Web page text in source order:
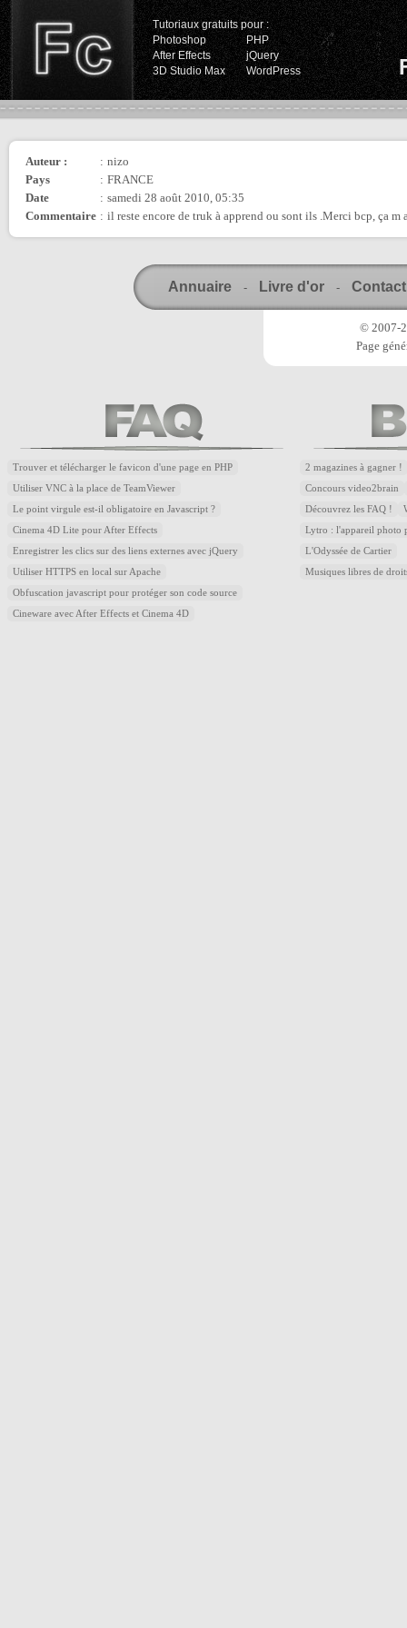
Tutoriaux gratuits pour :
Photoshop
PHP
After Effects
jQuery
3D Studio Max
WordPress
Auteur : : nizo
Pays
: FRANCE
Date
: samedi 28 août 2010, 05:35
Commentaire : il reste encore de truk à apprend ou sont ils .Merci bcp, ça m
Annuaire - Livre d'or - Contact
© 2007-
Page
Trouver et télécharger le favicon d'une page en PHP
Utiliser VNC à la place de TeamViewer
Le point virgule est-il obligatoire en Javascript ?
Cinema 4D Lite pour After Effects
Enregistrer les clics sur des liens externes avec jQuery
Utiliser HTTPS en local sur Apache
Obfuscation javascript pour protéger son code source
Cineware avec After Effects et Cinema 4D
2 magazines à gagner !
Concours video2brain
Découvrez les FAQ !
Lytro : l'appareil photo
L'Odyssée de Cartier
Musiques libres de